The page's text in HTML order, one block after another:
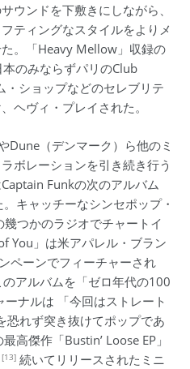
ウンドを下敷きにしながら、
ティングなスタイルをよりメ
。「Heavy Mellow」収録の
のみならずパリのClub
ショップなどのセレブリテ
ヘヴィ・プレイされた。
Dune（デンマーク）ら他のミ
ボレーションを引き続き行う
Funkの次のアルバム
。キャッチーなシンセポップ・
つかのラジオでチャートイ
You」は米アパレル・ブラン
ペーンでフィーチャーされ
のアルバムを「ゼロ年代の100
ナルは 「今回はストレート
恐れず突き抜けてポップであ
高傑作「Bustin’ Loose EP」
[13] 続いてリリースされたミニ